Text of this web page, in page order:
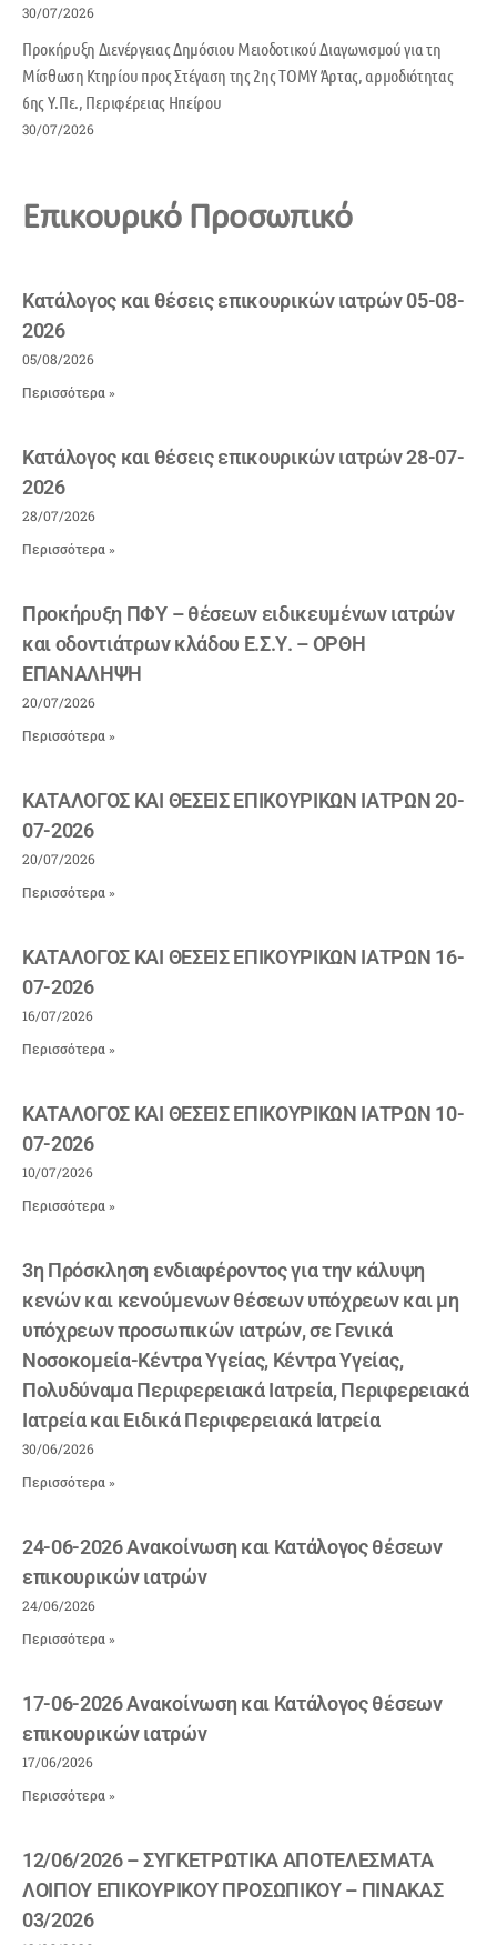
30/07/2026
Προκήρυξη Διενέργειας Δημόσιου Μειοδοτικού Διαγωνισμού για τη
Μίσθωση Κτηρίου προς Στέγαση της 2ης ΤΟΜΥ Άρτας, αρμοδιότητας
6ης Υ.Πε., Περιφέρειας Ηπείρου
30/07/2026
Επικουρικό Προσωπικό
Κατάλογος και θέσεις επικουρικών ιατρών 05-08-
2026
05/08/2026
Περισσότερα »
Κατάλογος και θέσεις επικουρικών ιατρών 28-07-
2026
28/07/2026
Περισσότερα »
Προκήρυξη ΠΦΥ – θέσεων ειδικευμένων ιατρών
και οδοντιάτρων κλάδου Ε.Σ.Υ. – ΟΡΘΗ
ΕΠΑΝΑΛΗΨΗ
20/07/2026
Περισσότερα »
ΚΑΤΑΛΟΓΟΣ ΚΑΙ ΘΕΣΕΙΣ ΕΠΙΚΟΥΡΙΚΩΝ ΙΑΤΡΩΝ 20-
07-2026
20/07/2026
Περισσότερα »
ΚΑΤΑΛΟΓΟΣ ΚΑΙ ΘΕΣΕΙΣ ΕΠΙΚΟΥΡΙΚΩΝ ΙΑΤΡΩΝ 16-
07-2026
16/07/2026
Περισσότερα »
ΚΑΤΑΛΟΓΟΣ ΚΑΙ ΘΕΣΕΙΣ ΕΠΙΚΟΥΡΙΚΩΝ ΙΑΤΡΩΝ 10-
07-2026
10/07/2026
Περισσότερα »
3η Πρόσκληση ενδιαφέροντος για την κάλυψη
κενών και κενούμενων θέσεων υπόχρεων και μη
υπόχρεων προσωπικών ιατρών, σε Γενικά
Νοσοκομεία-Κέντρα Υγείας, Κέντρα Υγείας,
Πολυδύναμα Περιφερειακά Ιατρεία, Περιφερειακά
Ιατρεία και Ειδικά Περιφερειακά Ιατρεία
30/06/2026
Περισσότερα »
24-06-2026 Ανακοίνωση και Κατάλογος θέσεων
επικουρικών ιατρών
24/06/2026
Περισσότερα »
17-06-2026 Ανακοίνωση και Κατάλογος θέσεων
επικουρικών ιατρών
17/06/2026
Περισσότερα »
12/06/2026 – ΣΥΓΚΕΤΡΩΤΙΚΑ ΑΠΟΤΕΛΕΣΜΑΤΑ
ΛΟΙΠΟΥ ΕΠΙΚΟΥΡΙΚΟΥ ΠΡΟΣΩΠΙΚΟΥ – ΠΙΝΑΚΑΣ
03/2026